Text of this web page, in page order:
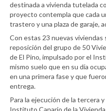
destinada a vivienda tutelada
proyecto contempla que cada
trastero y una plaza de garaje,
Con estas 23 nuevas
reposición del grupo de 50
de El Pino, impulsado por el
mismo suelo que en su día
en una primera fase y que
entrega.
Para la ejecución de la tercera
Instituto Canario de la